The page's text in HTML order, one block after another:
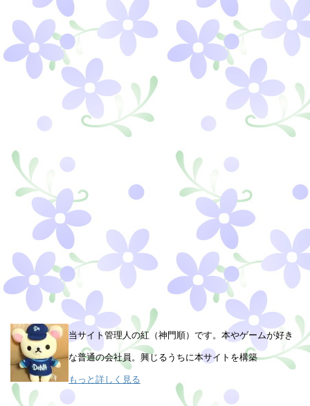
当サイト管理人の紅（神門順）です。本やゲームが好き
な普通の会社員。興じるうちに本サイトを構築
もっと詳しく見る